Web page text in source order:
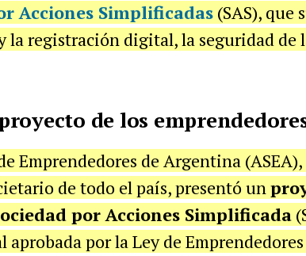
Acciones Simplificadas(SAS), que
la registración digital, la seguridad de
de los
Emprendedores de Argentina
de todo el país, presentó un
por Acciones Simplificada
por la Ley de